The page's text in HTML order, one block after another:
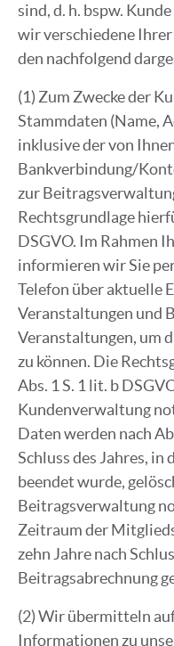
sind, d. h. bspw.
wir verschiedene
den nachfolgend
(1) Zum Zwecke der
Stammdaten (Name,
inklusive der von
Bankverbindung/
zur
Rechtsgrundlage
DSGVO. Im Rahmen
informieren wir Sie
Telefon über aktuelle
Veranstaltungen und
Veranstaltungen, um
zu können. Die
Abs. 1 S. 1 lit. b
Kundenverwaltung
Daten werden nach
Schluss des Jahres, in
beendet wurde,
Beitragsverwaltung
Zeitraum der
zehn Jahre nach
Beitragsabrechnung
(2) Wir übermitteln
Informationen zu